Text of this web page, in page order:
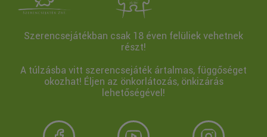
Szerencsejátékban csak 18 éven felüliek vehetnek
részt!
A túlzásba vitt szerencsejáték ártalmas, függőséget
okozhat! Éljen az önkorlátozás, önkizárás
lehetőségével!